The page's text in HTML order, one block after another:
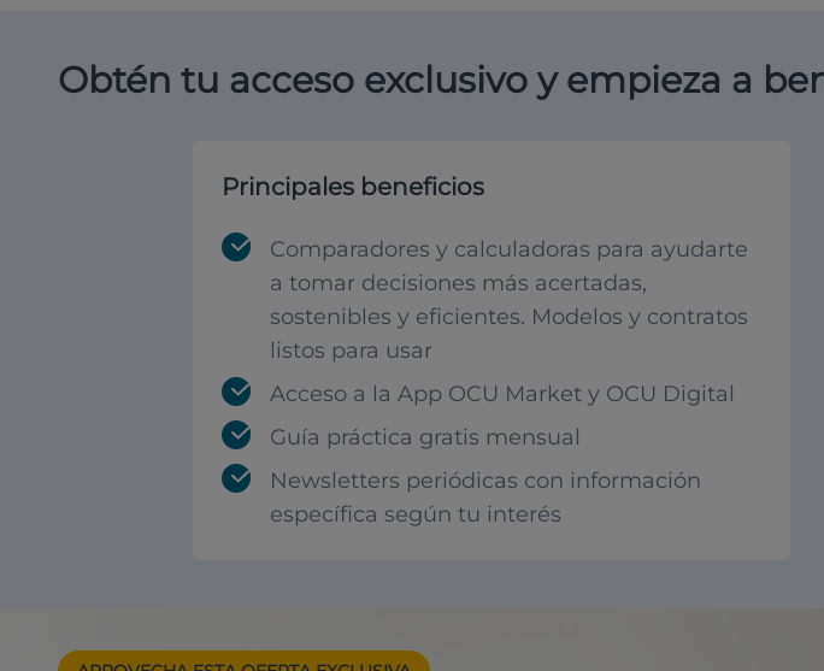
Obtén tu acceso exclusivo y empieza a
Principales beneficios
Comparadores y calculadoras para ayudarte
a tomar decisiones más acertadas,
sostenibles y eficientes. Modelos y contratos
listos para usar
Acceso a la App OCU Market y OCU Digital
Guía práctica gratis mensual
Newsletters periódicas con información
específica según tu interés